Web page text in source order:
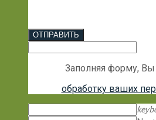
ОТПРАВИТЬ
Заполняя форму, Вы
обработку ваших